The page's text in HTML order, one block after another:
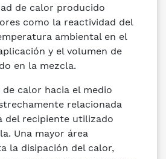
de calor producido
como la reactividad del
ambiental en el
y el volumen de
en la mezcla.
calor hacia el medio
relacionada
del recipiente utilizado
Una mayor área
la disipación del calor,